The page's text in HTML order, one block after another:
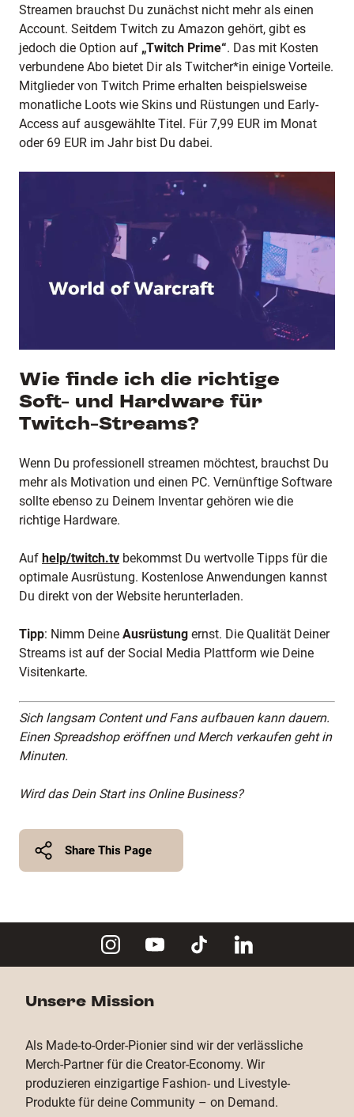
Streamen brauchst Du zunächst nicht mehr als einen
Account. Seitdem Twitch zu Amazon gehört, gibt es
jedoch die Option auf „Twitch Prime“. Das mit Kosten
verbundene Abo bietet Dir als Twitcher*in einige Vorteile.
Mitglieder von Twitch Prime erhalten beispielsweise
monatliche Loots wie Skins und Rüstungen und Early-
Access auf ausgewählte Titel. Für 7,99 EUR im Monat
oder 69 EUR im Jahr bist Du dabei.
Wie finde ich die richtige
Soft- und Hardware für
Twitch-Streams?
Wenn Du professionell streamen möchtest, brauchst Du
mehr als Motivation und einen PC. Vernünftige Software
sollte ebenso zu Deinem Inventar gehören wie die
richtige Hardware.
Auf help/twitch.tv bekommst Du wertvolle Tipps für die
optimale Ausrüstung. Kostenlose Anwendungen kannst
Du direkt von der Website herunterladen.
Tipp: Nimm Deine Ausrüstung ernst. Die Qualität Deiner
Streams ist auf der Social Media Plattform wie Deine
Visitenkarte.
Sich langsam Content und Fans aufbauen kann dauern.
Einen Spreadshop eröffnen und Merch verkaufen geht in
Minuten.
Wird das Dein Start ins Online Business?
Share This Page
Twitter
Copy Link
Unsere Mission
Als Made-to-Order-Pionier sind wir der verlässliche
Merch-Partner für die Creator-Economy. Wir
produzieren einzigartige Fashion- und Livestyle-
Produkte für deine Community – on Demand.